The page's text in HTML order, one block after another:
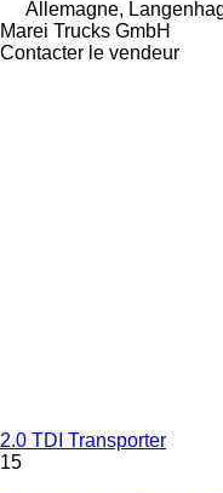
Allemagne,
Marei Trucks GmbH
Contacter le vendeur
2.0 TDI Transporter
15